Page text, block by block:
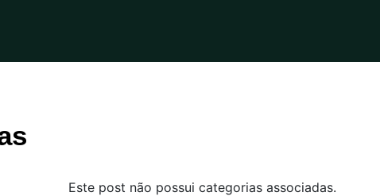
Este post não possui categorias associadas.